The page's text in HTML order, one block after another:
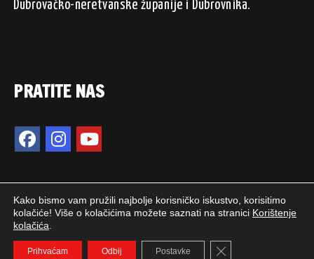
Dubrovačko-neretvanske županije i Dubrovnika.
PRATITE NAS
2024. © JUGinfo.hr / Sva prava pridržana.
WEB PEPERIT
Kako bismo vam pružili najbolje korisničko iskustvo, korisitimo
kolačiće! Više o kolačićima možete saznati na stranici Korištenje
kolačića
Prihvaćam Odbij Postavke Close GDPR Cookie